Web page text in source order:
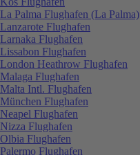
La Palma Flughafen (La Palma)
Lanzarote Flughafen
Larnaka Flughafen
Lissabon Flughafen
London Heathrow Flughafen
Malaga Flughafen
Malta Intl. Flughafen
München Flughafen
Neapel Flughafen
Nizza Flughafen
Olbia Flughafen
Palermo Flughafen